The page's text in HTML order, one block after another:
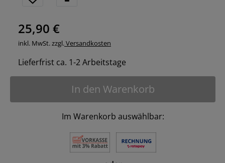
25,90 €
inkl. MwSt. zzgl.Versandkosten
Lieferfrist ca. 1-2 Arbeitstage
In den Warenkorb
Im Warenkorb auswählbar: